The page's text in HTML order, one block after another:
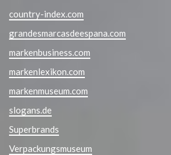
country-index.com
grandesmarcasdeespana.com
markenbusiness.com
markenlexikon.com
markenmuseum.com
slogans.de
Superbrands
Verpackungsmuseum